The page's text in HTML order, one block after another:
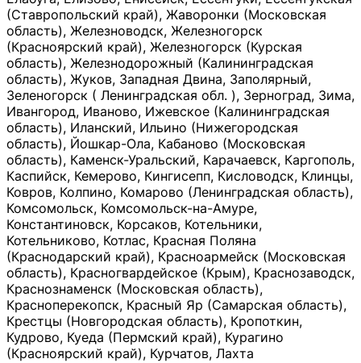
(Ставропольский край), Жаворонки (Московская
область), Железноводск, Железногорск
(Красноярский край), Железногорск (Курская
область), Железнодорожный (Калининградская
область), Жуков, Западная Двина, Заполярный,
Зеленогорск ( Ленинградская обл. ), Зерноград, Зима,
Ивангород, Иваново, Ижевское (Калининградская
область), Иланский, Ильино (Нижегородская
область), Йошкар-Ола, Кабаново (Московская
область), Каменск-Уральский, Карачаевск, Каргополь,
Каспийск, Кемерово, Кингисепп, Кисловодск, Клинцы,
Ковров, Колпино, Комарово (Ленинградская область),
Комсомольск, Комсомольск-на-Амуре,
Константиновск, Корсаков, Котельники,
Котельниково, Котлас, Красная Поляна
(Краснодарский край), Красноармейск (Московская
область), Красногвардейское (Крым), Краснозаводск,
Краснознаменск (Московская область),
Красноперекопск, Красный Яр (Самарская область),
Крестцы (Новгородская область), Кропоткин,
Кудрово, Куеда (Пермский край), Курагино
(Красноярский край), Курчатов, Лахта